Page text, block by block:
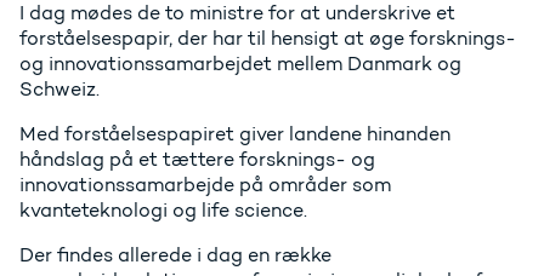
I dag mødes de to ministre for at underskrive et
forståelsespapir, der har til hensigt at øge forsknings-
og innovationssamarbejdet mellem Danmark og
Schweiz.
Med forståelsespapiret giver landene hinanden
håndslag på et tættere forsknings- og
innovationssamarbejde på områder som
kvanteteknologi og life science.
Der findes allerede i dag en række